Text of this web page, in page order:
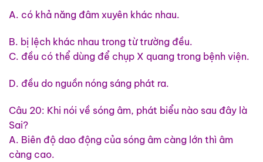
A. có khả năng đâm xuyên khác nhau.
B. bị lệch khác nhau trong từ trường đều.
C. đều có thể dùng để chụp X quang trong bệnh viện.
D. đều do nguồn nóng sáng phát ra.
Câu 20: Khi nói về sóng âm, phát biểu nào sau đây là
Sai?
A. Biên độ dao động của sóng âm càng lớn thì âm
càng cao.